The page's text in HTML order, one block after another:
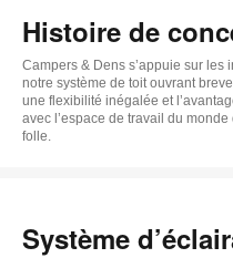
Histoire de
Campers & Dens s’appuie sur les
notre système de toit ouvrant
une flexibilité inégalée et
avec l’espace de travail du
folle.
Système